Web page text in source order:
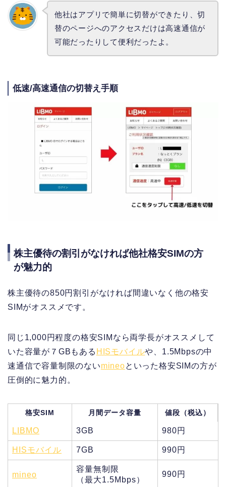
他社はアプリで簡単に切替ができたり、切
替のページへのアクセスだけは高速通信が
可能だったりして便利だったよ。
低速/高速通信の切替え手順
株主優待の割引がなければ他社格安SIMの方
が魅力的
株主優待の850円割引がなければ間違いなく他の格安
SIMがオススメです。
同じ1,000円程度の格安SIMなら両学長がオススメして
いた容量が７GBもある HISモバイルや、1.5Mbpsの中
速通信で容量制限のないmineoといった格安SIMの方が
圧倒的に魅力的。
格安SIM 月間データ容量 値段（税込）
LIBMO 3GB 980円
HISモバイル 7GB 990円
mineo
容量無制限
（最大1.5Mbps）
990円